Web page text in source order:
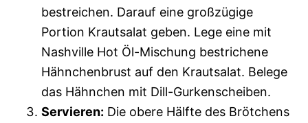
bestreichen. Darauf eine großzügige
Portion Krautsalat geben. Lege eine mit
Nashville Hot Öl-Mischung bestrichene
Hähnchenbrust auf den Krautsalat. Belege
das Hähnchen mit Dill-Gurkenscheiben.
Servieren: Die obere Hälfte des Brötchens